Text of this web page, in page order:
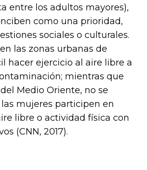
entre los adultos mayores),
como una prioridad,
sociales o culturales.
las zonas urbanas de
hacer ejercicio al aire libre a
mientras que
Medio Oriente, no se
mujeres participen en
libre o actividad física con
(CNN, 2017).